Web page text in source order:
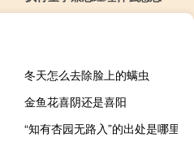
冬天怎么去除脸上的螨虫
金鱼花喜阴还是喜阳
“知有杏园无路入”的出处是哪里